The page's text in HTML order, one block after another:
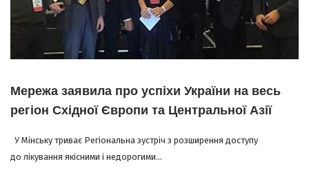
Мережа заявила про успіхи України на весь
регіон Східної Європи та Центральної Азії
У Мінську триває Регіональна зустріч з розширення доступу
до лікування якісними і недорогими...